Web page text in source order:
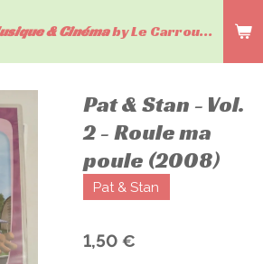
& Cinémaby Le Carrousel du livre
Pat & Stan - Vol.
2 - Roule ma
poule (2008)
Pat & Stan
1,50 €